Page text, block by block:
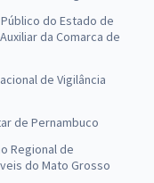
do Estado de
da Comarca de
de Vigilância
de Pernambuco
Regional de
do Mato Grosso